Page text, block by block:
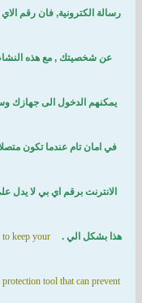
فان رقم الاي بي الخاص
, مع هذه النشاطات انت
الى جهازك وسرقة بياناتك
عندما تكون متصلا بالانترنت؟
برقم اي بي لا يدل على عنوانك
an almighty to keep your
is an online protection tool that